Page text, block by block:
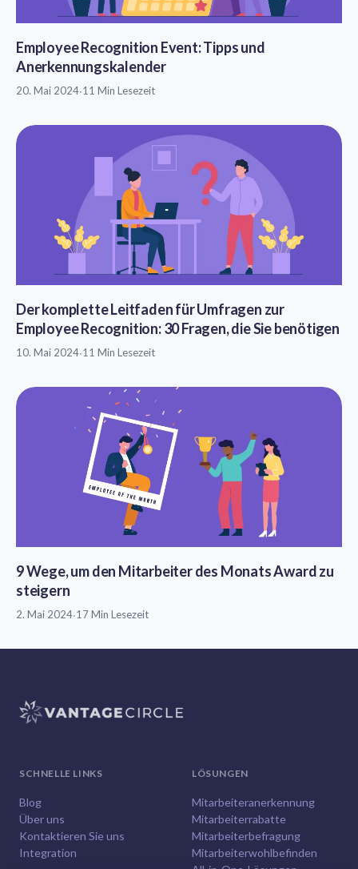
Employee Recognition Event: Tipps und
Anerkennungskalender
20. Mai 2024·11 Min Lesezeit
Der komplette Leitfaden für Umfragen zur
Employee Recognition: 30 Fragen, die Sie benötigen
10. Mai 2024·11 Min Lesezeit
9 Wege, um den Mitarbeiter des Monats Award zu
steigern
2. Mai 2024·17 Min Lesezeit
SCHNELLE LINKS
Blog
Über uns
Kontaktieren Sie uns
Integration
LÖSUNGEN
Mitarbeiteranerkennung
Mitarbeiterrabatte
Mitarbeiterbefragung
Mitarbeiterwohlbefinden